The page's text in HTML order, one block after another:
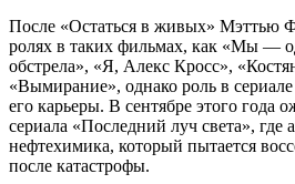
После «Остаться в живых» Мэттью
ролях в таких фильмах, как «Мы —
обстрела», «Я, Алекс Кросс»,
«Вымирание», однако роль в
его карьеры. В сентябре этого года
сериала «Последний луч света», где
нефтехимика, который пытается
после катастрофы.